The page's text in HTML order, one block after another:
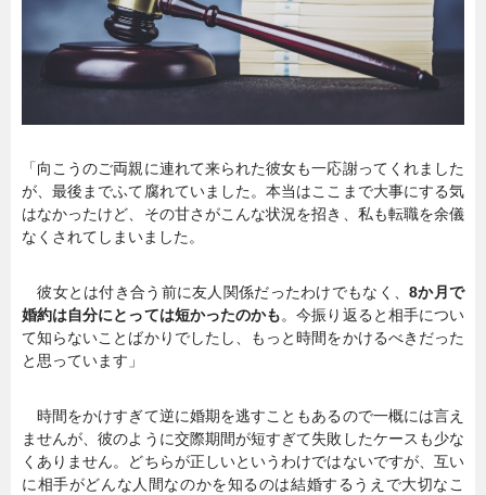
連載一覧
「向こうのご両親に連れて来られた彼女も一応謝ってくれました
が、最後までふて腐れていました。本当はここまで大事にする気
はなかったけど、その甘さがこんな状況を招き、私も転職を余儀
なくされてしまいました。
彼女とは付き合う前に友人関係だったわけでもなく、8か月で
婚約は自分にとっては短かったのかも。今振り返ると相手につい
て知らないことばかりでしたし、もっと時間をかけるべきだった
と思っています」
時間をかけすぎて逆に婚期を逃すこともあるので一概には言え
ませんが、彼のように交際期間が短すぎて失敗したケースも少な
くありません。どちらが正しいというわけではないですが、互い
に相手がどんな人間なのかを知るのは結婚するうえで大切なこ